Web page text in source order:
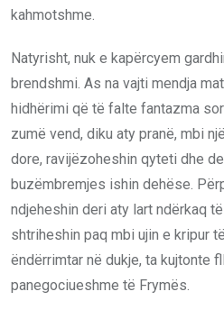
kahmotshme.
Natyrisht, nuk e kapërcyem
brendshmi. As na vajti mendja
hidhërimi që të falte fantazma
zumë vend, diku aty pranë, mbi
dore, ravijëzoheshin qyteti dhe
buzëmbremjes ishin dehëse.
ndjeheshin deri aty lart ndërkaq
shtriheshin paq mbi ujin e kripur
ëndërrimtar në dukje, ta kujtonte
panegociueshme të Frymës.